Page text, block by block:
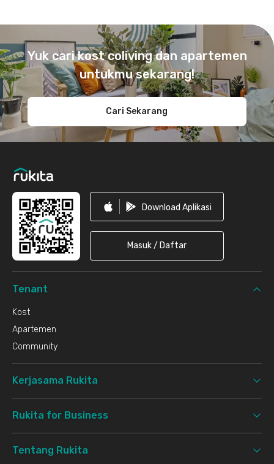
Yuk cari kost coliving dan apartemen
untukmu sekarang!
Cari Sekarang
Download Aplikasi
Masuk / Daftar
Tenant
Kost
Apartemen
Community
Kerjasama Rukita
Rukita for Business
Tentang Rukita